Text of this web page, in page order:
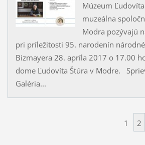
Múzeum
muzeálna
Modra pozývajú
pri príležitosti 95. narodenín
Bizmayera 28. apríla 2017 o 17.00
dome Ľudovíta Štúra v Modre.
Galéria...
1 2